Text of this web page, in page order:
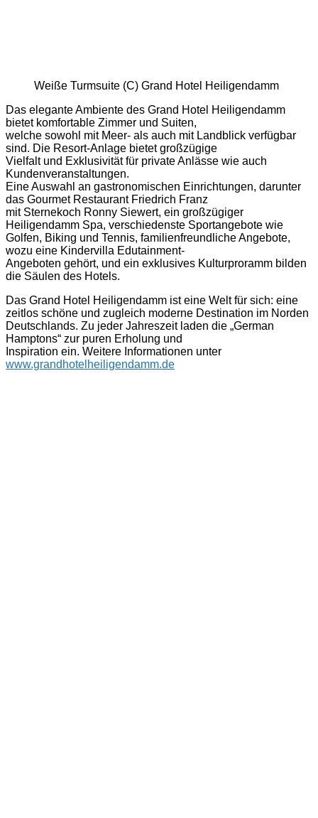
Weiße Turmsuite (C) Grand Hotel Heiligendamm
Das elegante Ambiente des Grand Hotel Heiligendamm
bietet komfortable Zimmer und Suiten,
welche sowohl mit Meer- als auch mit Landblick verfügbar
sind. Die Resort-Anlage bietet großzügige
Vielfalt und Exklusivität für private Anlässe wie auch
Kundenveranstaltungen.
Eine Auswahl an gastronomischen Einrichtungen, darunter
das Gourmet Restaurant Friedrich Franz
mit Sternekoch Ronny Siewert, ein großzügiger
Heiligendamm Spa, verschiedenste Sportangebote wie
Golfen, Biking und Tennis, familienfreundliche Angebote,
wozu eine Kindervilla Edutainment-
Angeboten gehört, und ein exklusives Kulturproramm bilden
die Säulen des Hotels.
Das Grand Hotel Heiligendamm ist eine Welt für sich: eine
zeitlos schöne und zugleich moderne Destination im Norden
Deutschlands. Zu jeder Jahreszeit laden die „German
Hamptons“ zur puren Erholung und
Inspiration ein. Weitere Informationen unter
www.grandhotelheiligendamm.de